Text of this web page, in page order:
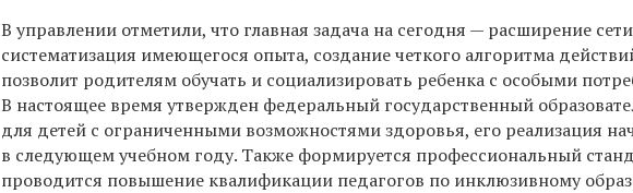
В управлении отметили, что главная задача на сегодня — расширение
систематизация имеющегося опыта, создание четкого алгоритма
позволит родителям обучать и социализировать ребенка с особыми
В настоящее время утвержден федеральный государственный
для детей с ограниченными возможностями здоровья, его реализация
в следующем учебном году. Также формируется профессиональный
проводится повышение квалификации педагогов по инклюзивному